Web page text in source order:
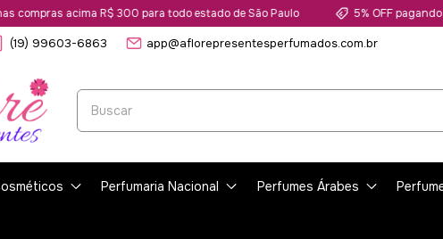
acima R$ 300 para todo estado de São Paulo 5% OFF pagando no PIX
(19) 99603-6863 app@aflorepresentesperfumados.com.br
Perfumaria Nacional Perfumes Árabes